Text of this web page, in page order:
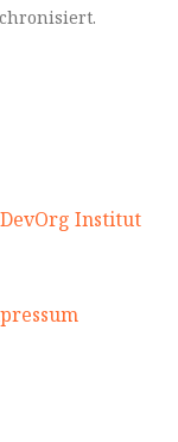
DevOrg Institut